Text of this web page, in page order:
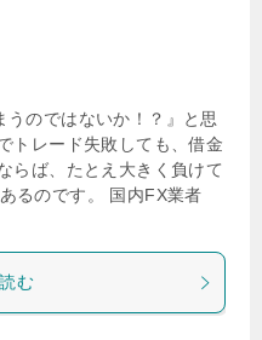
うのではないか！？』と思
トレード失敗しても、借金
らば、たとえ大きく負けて
るのです。 国内FX業者
む